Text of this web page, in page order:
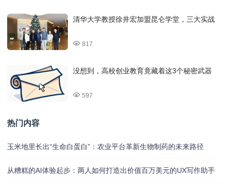
清华大学教授徐井宏加盟昆仑学堂，三大实战
817
没想到，高校创业教育竟藏着这3个秘密武器
597
热门内容
玉米地里长出“生命白蛋白”：农业平台革新生物制药的未来路径
从糟糕的AI体验起步：两人如何打造出价值百万美元的UX写作助手